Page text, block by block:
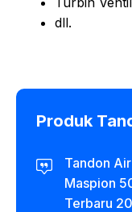
dll.
Produk
Tandon
Maspion
Terbaru